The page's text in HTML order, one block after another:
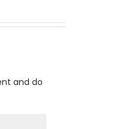
and do